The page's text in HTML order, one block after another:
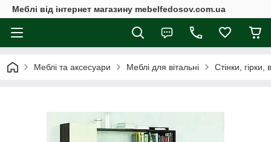
Меблі від інтернет магазину mebelfedosov.com.ua
Меблі та аксесуари Меблі для вітальні Стінки, гірки,